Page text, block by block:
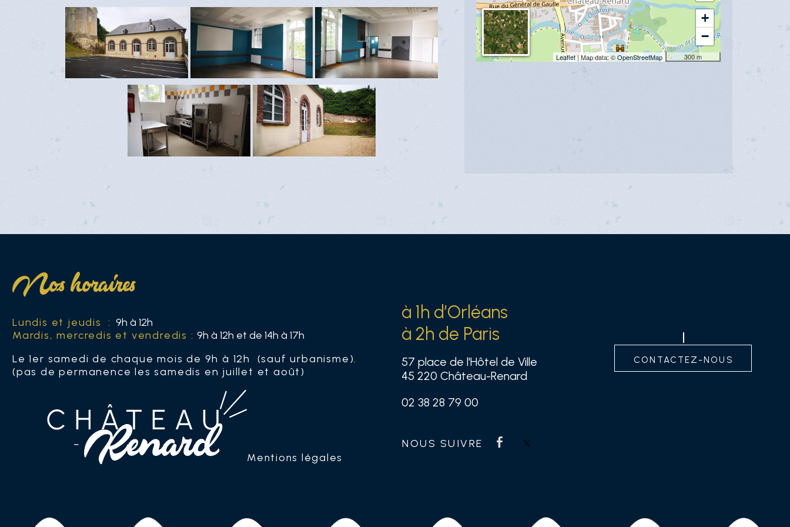
Forfait Week-end (samedi et dimanche) :350€
Caution : 1 000 €
Tarifs - délibération n° 05/2023
Forfait 1 jour :350€
Forfait Week-end (samedi-dimanche) :500€
Caution : 1 000 €
+
−
300 m
Leaflet| Map data: ©OpenStreetMap
Nos horaires
Lundis et jeudis : 9h à 12h
Mardis, mercredis et vendredis :9h à 12h et de 14h à 17h
Le 1er samedi de chaque mois de 9h à 12h (sauf urbanisme).
(pas de permanence les samedis en juillet et août)
Mentions légales
à 1h d’Orléans
à 2h de Paris
57 place de l'Hôtel de Ville
45 220 Château-Renard
02 38 28 79 00
contactez-nous